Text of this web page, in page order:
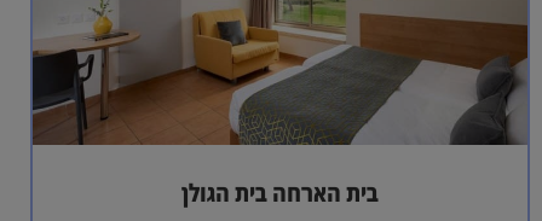
בית הארחה בית הגולן